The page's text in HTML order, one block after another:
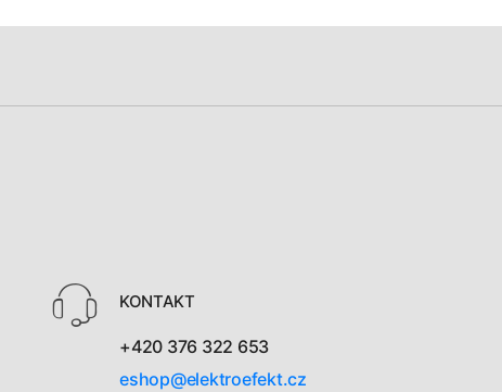
KONTAKT
+420 376 322 653
eshop@elektroefekt.cz